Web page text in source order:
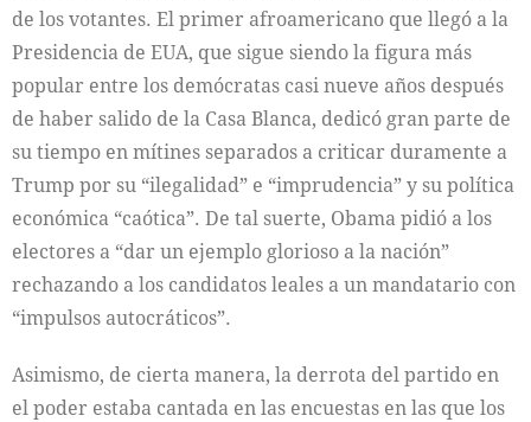
de los votantes. El primer afroamericano que llegó a la
Presidencia de EUA, que sigue siendo la figura más
popular entre los demócratas casi nueve años después
de haber salido de la Casa Blanca, dedicó gran parte de
su tiempo en mítines separados a criticar duramente a
Trump por su “ilegalidad” e “imprudencia” y su política
económica “caótica”. De tal suerte, Obama pidió a los
electores a “dar un ejemplo glorioso a la nación”
rechazando a los candidatos leales a un mandatario con
“impulsos autocráticos”.
Asimismo, de cierta manera, la derrota del partido en
el poder estaba cantada en las encuestas en las que los